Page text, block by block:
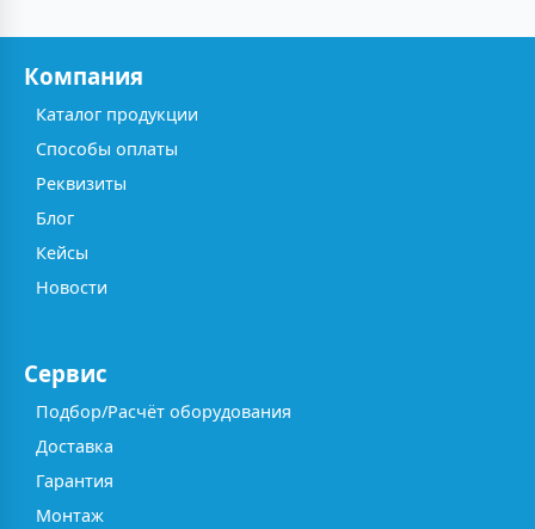
Компания
Каталог продукции
Способы оплаты
Реквизиты
Блог
Кейсы
Новости
Сервис
Подбор/Расчёт оборудования
Доставка
Гарантия
Монтаж